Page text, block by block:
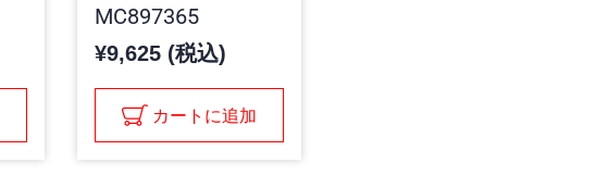
MC897365
¥9,625 (税込)
カートに追加